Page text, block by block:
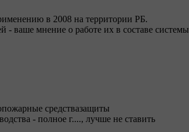
в 2008 на территории РБ.
- ваше мнение о работе их в составе
средствазащиты
- полное г...., лучше не ставить